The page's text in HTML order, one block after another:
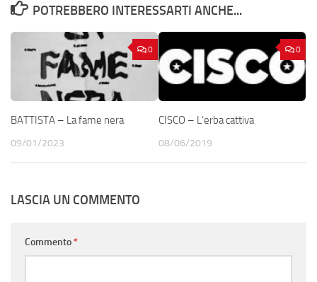
POTREBBERO INTERESSARTI ANCHE...
0
BATTISTA – La fame nera
09/01/2023
0
CISCO – L’erba cattiva
08/06/2019
LASCIA UN COMMENTO
Commento*